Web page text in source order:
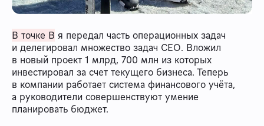
В точке В я передал часть операционных задач
и делегировал множество задач СЕО. Вложил
в новый проект 1 млрд, 700 млн из которых
инвестировал за счет текущего бизнеса. Теперь
в компании работает система финансового учёта,
а руководители совершенствуют умение
планировать бюджет.